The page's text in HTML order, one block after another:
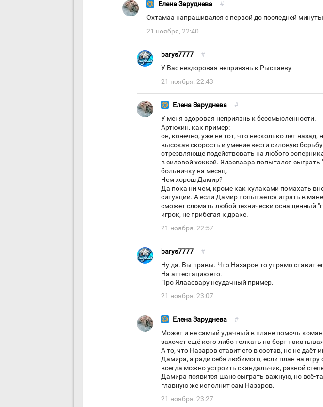
Елена Заруднева #
Охтамаа напрашивался с первой до последней
21 ноября, 22:40
barys7777 #
У Вас нездоровая неприязнь к Рыспаеву
21 ноября, 22:43
Елена Заруднева #
У меня здоровая неприязнь к бессмысленности.
Артюхин, как пример:
он, конечно, уже не тот, что несколько лет назад,
высокая скорость и умение вести силовую
отрезвляюще подействовать на любого
в силовой хоккей. Яласваара попытался сыграть
больничку на месяц.
Чем хорош Дамир?
Да пока ни чем, кроме как кулаками помахать
ситуации. А если Дамир попытается играть в
сможет сломать любой технически оснащенный
игрок, не прибегая к драке.
21 ноября, 22:57
barys7777 #
Ну да. Вы правы. Что Назаров то упрямо ставит
На аттестацию его.
Про Ялаасвару неудачный пример.
21 ноября, 23:07
Елена Заруднева #
Может и не самый удачный в плане помочь
захочет ещё кого-либо толкать на борт
А то, что Назаров ставит его в состав, но не даёт
Дамира, а ради себя любимого, если план на игру
всегда можно устроить скандальчик, разной
Дамира появится шанс сыграть важную, но всё-
главную же исполнит сам Назаров.
21 ноября, 23:27